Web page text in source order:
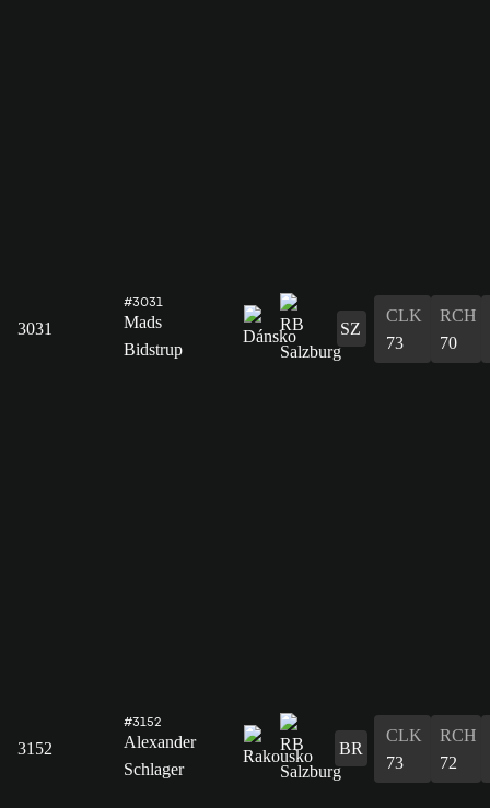
3031
#3031
Mads
Bidstrup
SZ
CLK
73
RCH
70
3152
#3152
Alexander
Schlager
BR
CLK
73
RCH
72